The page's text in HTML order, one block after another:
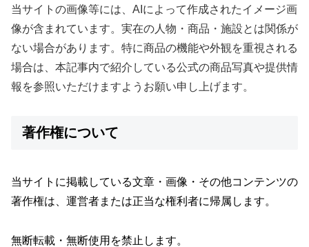
当サイトの画像等には、AIによって作成されたイメージ画
像が含まれています。実在の人物・商品・施設とは関係が
ない場合があります。特に商品の機能や外観を重視される
場合は、本記事内で紹介している公式の商品写真や提供情
報を参照いただけますようお願い申し上げます。
著作権について
当サイトに掲載している文章・画像・その他コンテンツの
著作権は、運営者または正当な権利者に帰属します。
無断転載・無断使用を禁止します。